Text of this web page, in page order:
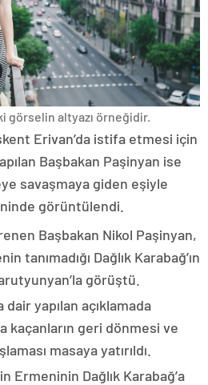
görselin altyazı örneğidir.
Erivan’da istifa etmesi için
Başbakan Paşinyan ise
savaşmaya giden eşiyle
görüntülendi.
Başbakan Nikol Paşinyan,
tanımadığı Dağlık Karabağ’ın
görüştü.
yapılan açıklamada
kaçanların geri dönmesi ve
masaya yatırıldı.
Ermeninin Dağlık Karabağ’a